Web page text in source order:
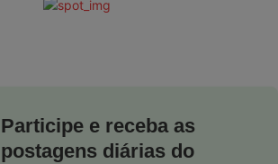
Participe e receba as
postagens diárias do